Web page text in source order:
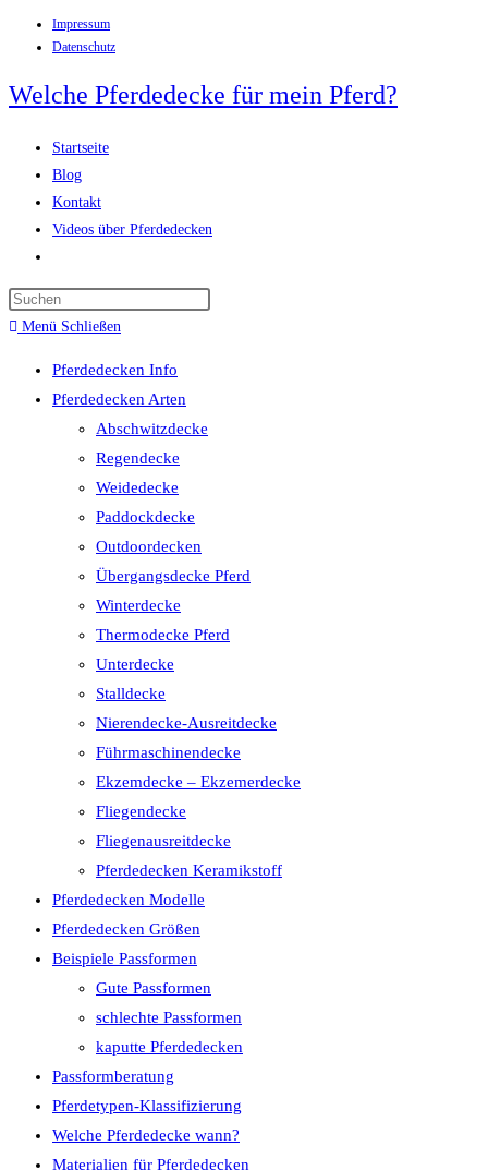
Inhalt
Impressum
Datenschutz
Welche Pferdedecke für mein Pferd?
Startseite
Blog
Kontakt
Videos über Pferdedecken
umschalten
Menü Schließen
Pferdedecken Info
Pferdedecken Arten
Abschwitzdecke
Regendecke
Weidedecke
Paddockdecke
Outdoordecken
Übergangsdecke Pferd
Winterdecke
Thermodecke Pferd
Unterdecke
Stalldecke
Nierendecke-Ausreitdecke
Führmaschinendecke
Ekzemdecke – Ekzemerdecke
Fliegendecke
Fliegenausreitdecke
Pferdedecken Keramikstoff
Pferdedecken Modelle
Pferdedecken Größen
Beispiele Passformen
Gute Passformen
schlechte Passformen
kaputte Pferdedecken
Passformberatung
Pferdetypen-Klassifizierung
Welche Pferdedecke wann?
Materialien für Pferdedecken